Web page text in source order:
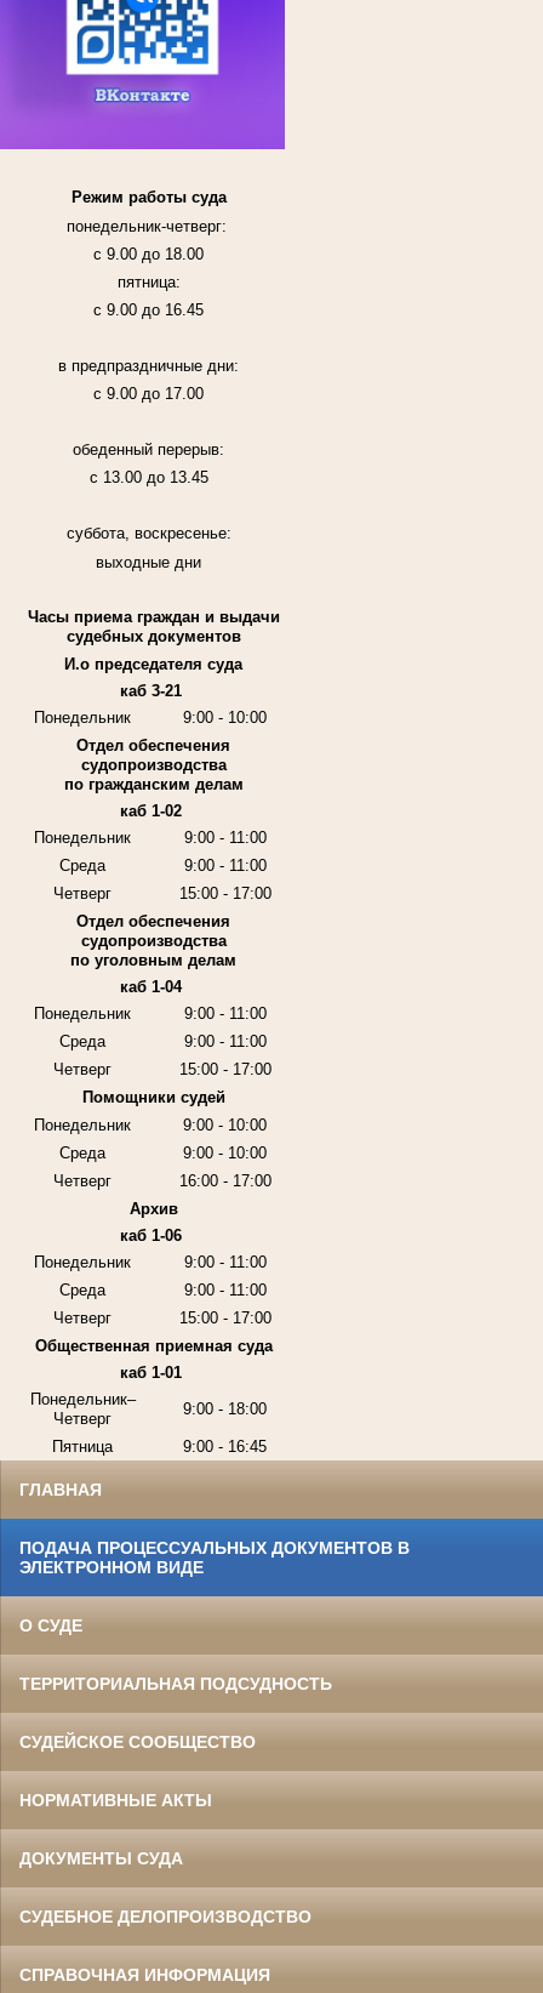
Режим работы суда
понедельник-четверг:
с 9.00 до 18.00
пятница:
с 9.00 до 16.45
в предпраздничные дни:
с 9.00 до 17.00
обеденный перерыв:
с 13.00 до 13.45
суббота, воскресенье:
выходные дни
Часы приема граждан и выдачи
судебных документов
И.о председателя суда
каб 3-21
Понедельник
9:00 - 10:00
Отдел обеспечения
судопроизводства
по гражданским делам
каб 1-02
Понедельник
9:00 - 11:00
Среда
9:00 - 11:00
Четверг
15:00 - 17:00
Отдел обеспечения
судопроизводства
по уголовным делам
каб 1-04
Понедельник
9:00 - 11:00
Среда
9:00 - 11:00
Четверг
15:00 - 17:00
Помощники судей
Понедельник
9:00 - 10:00
Среда
9:00 - 10:00
Четверг
16:00 - 17:00
Архив
каб 1-06
Понедельник
9:00 - 11:00
Среда
9:00 - 11:00
Четверг
15:00 - 17:00
Общественная приемная суда
каб 1-01
Понедельник–
Четверг
9:00 - 18:00
Пятница 9:00 - 16:45
ГЛАВНАЯ
ПОДАЧА ПРОЦЕССУАЛЬНЫХ ДОКУМЕНТОВ В
ЭЛЕКТРОННОМ ВИДЕ
О СУДЕ
ТЕРРИТОРИАЛЬНАЯ ПОДСУДНОСТЬ
СУДЕЙСКОЕ СООБЩЕСТВО
НОРМАТИВНЫЕ АКТЫ
ДОКУМЕНТЫ СУДА
СУДЕБНОЕ ДЕЛОПРОИЗВОДСТВО
СПРАВОЧНАЯ ИНФОРМАЦИЯ